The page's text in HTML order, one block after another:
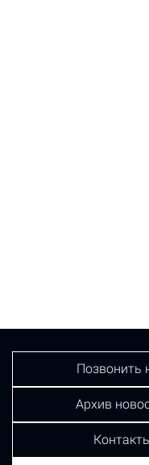
Позвонить
Архив